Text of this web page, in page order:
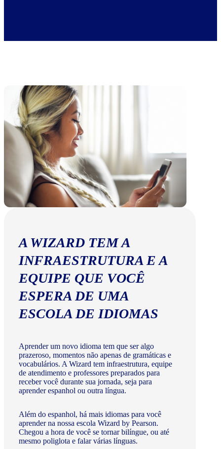
A WIZARD TEM A
INFRAESTRUTURA E A
EQUIPE QUE VOCÊ
ESPERA DE UMA
ESCOLA DE IDIOMAS
Aprender um novo idioma tem que ser algo
prazeroso, momentos não apenas de gramáticas e
vocabulários. A Wizard tem infraestrutura, equipe
de atendimento e professores preparados para
receber você durante sua jornada, seja para
aprender espanhol ou outra língua.
Além do espanhol, há mais idiomas para você
aprender na nossa escola Wizard by Pearson.
Chegou a hora de você se tornar bilíngue, ou até
mesmo poliglota e falar várias línguas.